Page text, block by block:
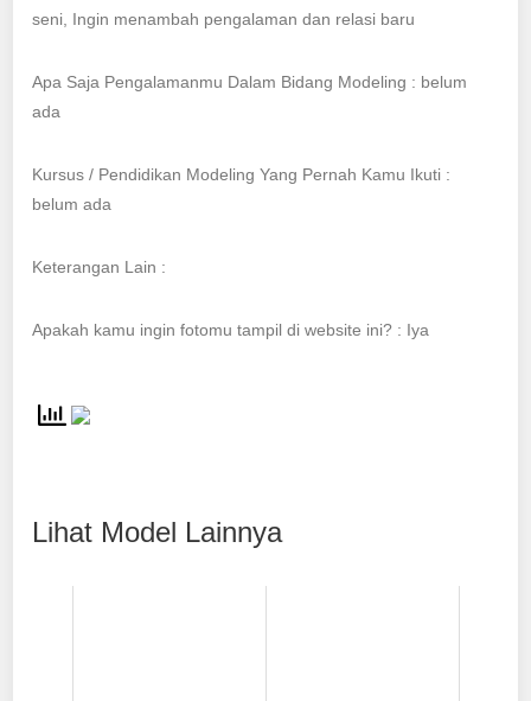
seni, Ingin menambah pengalaman dan relasi baru
Apa Saja Pengalamanmu Dalam Bidang Modeling : belum
ada
Kursus / Pendidikan Modeling Yang Pernah Kamu Ikuti :
belum ada
Keterangan Lain :
Apakah kamu ingin fotomu tampil di website ini? : Iya
Lihat Model Lainnya